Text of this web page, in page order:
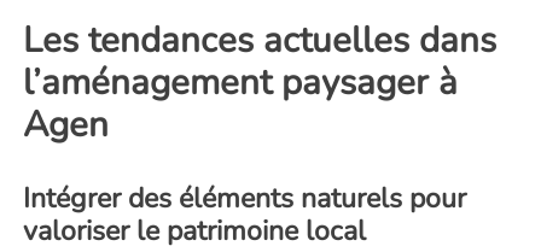
Les tendances actuelles dans
l’aménagement paysager à
Agen
Intégrer des éléments naturels pour
valoriser le patrimoine local